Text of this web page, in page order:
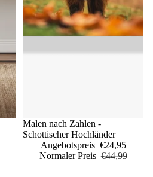
Sale
Malen nach Zahlen -
Schottischer Hochländer
Angebotspreis €24,95
Normaler Preis €44,99